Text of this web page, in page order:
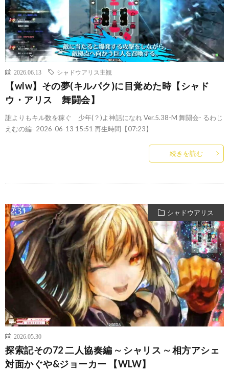
2026.06.13 シャドウアリス主観
【wlw】その夢(キルパク)に目覚めた時【シャド
ウ・アリス 舞闘会】
誰よりもキル数を稼ぐ 少年(？)よ神話になれ Ver.5.38-M 舞闘会- るわじ
えむの編- 2026-06-13 15:51 再生時間【07:23】
続きを読む
シャドウアリス
2026.05.30
探索記その72 二人協奏編 ∼ シャリス ∼ 相方アシェ
対面かぐや&ジョーカー 【WLW】